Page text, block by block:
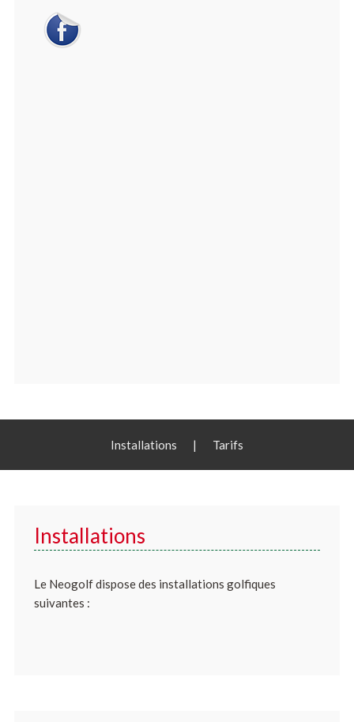
Installations | Tarifs
Installations
Le Neogolf dispose des installations golfiques
suivantes :